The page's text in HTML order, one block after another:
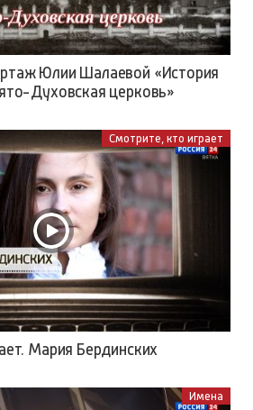
Юлии Шалаевой «История
Духовская церковь»
Смотрите, кто играет
Мария Бердинских
Имена